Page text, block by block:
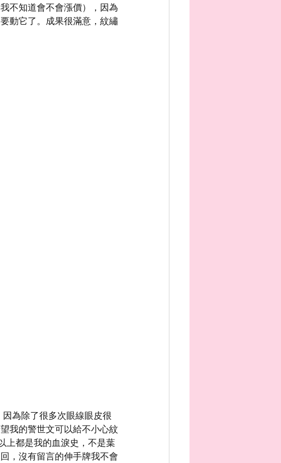
不知道會不會漲價），因為
動它了。成果很滿意，紋繡
因為除了很多次眼線眼皮很
我的警世文可以給不小心紋
上都是我的血淚史，不是葉
，沒有留言的伸手牌我不會